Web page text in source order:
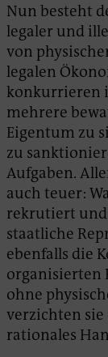
Nun besteht
legaler und
von
legalen
konkurrieren
mehrere
Eigentum zu
zu
Aufgaben.
auch teuer:
rekrutiert und
staatliche
ebenfalls die
organisierten
ohne
verzichten
rationales